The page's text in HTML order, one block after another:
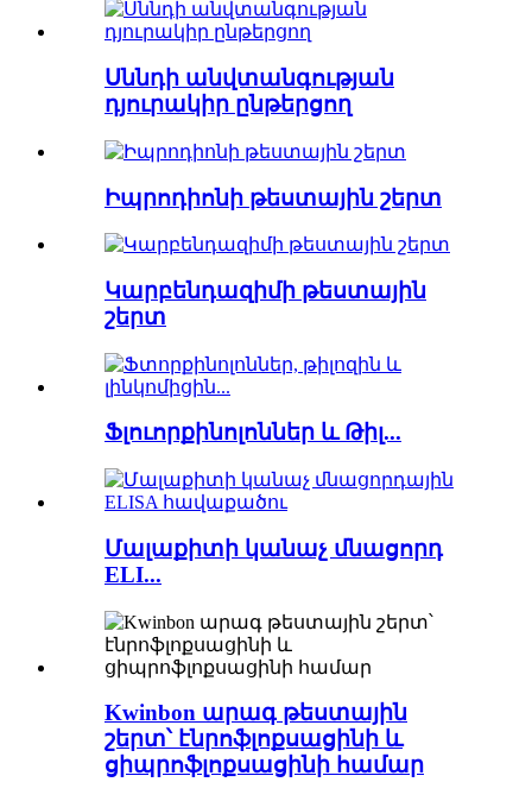
Սննդի անվտանգության
դյուրակիր ընթերցող
Իպրոդիոնի թեստային շերտ
Կարբենդազիմի թեստային
շերտ
Ֆլուորքինոլոններ և Թիլ...
Մալաքիտի կանաչ մնացորդ
ELI...
Kwinbon արագ թեստային
շերտ՝ էնրոֆլոքսացինի և
ցիպրոֆլոքսացինի համար